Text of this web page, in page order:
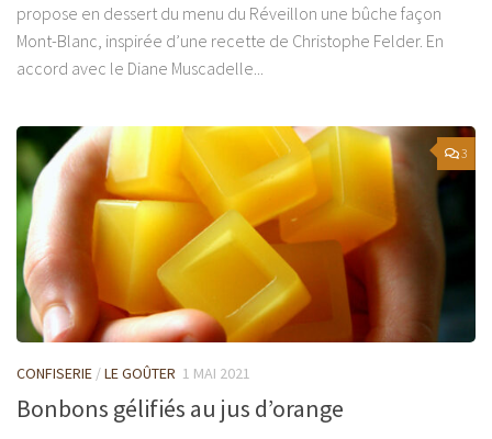
propose en dessert du menu du Réveillon une bûche façon
Mont-Blanc, inspirée d’une recette de Christophe Felder. En
accord avec le Diane Muscadelle...
3
CONFISERIE /LE GOÛTER 1 MAI 2021
Bonbons gélifiés au jus d’orange